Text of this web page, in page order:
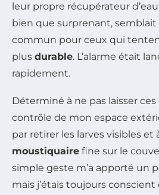
leur propre récupérateur
bien que surprenant,
commun pour ceux qui
plus durable. L’alarme était
rapidement.
Déterminé à ne pas laisser
contrôle de mon espace
par retirer les larves visibles et
moustiquaire fine sur le
simple geste m’a apporté un
mais j’étais toujours conscient